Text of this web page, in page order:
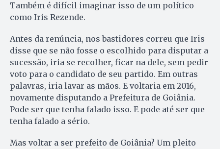
Também é difícil imaginar isso de um político
como Iris Rezende.
Antes da renúncia, nos bastidores correu que Iris
disse que se não fosse o escolhido para disputar a
sucessão, iria se recolher, ficar na dele, sem pedir
voto para o candidato de seu partido. Em outras
palavras, iria lavar as mãos. E voltaria em 2016,
novamente disputando a Prefeitura de Goiânia.
Pode ser que tenha falado isso. E pode até ser que
tenha falado a sério.
Mas voltar a ser prefeito de Goiâ­nia? Um pleito